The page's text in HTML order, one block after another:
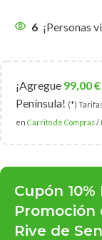
6 ¡Personas
¡Agregue 99,00€
Península! (*)
en Carrito de Compras/
Cupón
Promoción
Rive de